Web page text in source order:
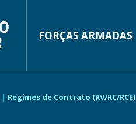
FORÇAS ARMADAS
Regimes de Contrato (RV/RC/RCE)